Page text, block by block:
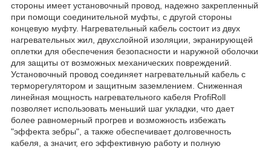
стороны имеет установочный провод, надежно закрепленный
при помощи соединительной муфты, с другой стороны
концевую муфту. Нагревательный кабель состоит из двух
нагревательных жил, двухслойной изоляции, экранирующей
оплетки для обеспечения безопасности и наружной оболочки
для защиты от возможных механических повреждений.
Установочный провод соединяет нагревательный кабель с
терморегулятором и защитным заземлением. Сниженная
линейная мощность нагревательного кабеля ProfiRoll
позволяет использовать меньший шаг укладки, что дает
более равномерный прогрев и возможность избежать
"эффекта зебры", а также обеспечивает долговечность
кабеля, а значит, его эффективную работу и полную